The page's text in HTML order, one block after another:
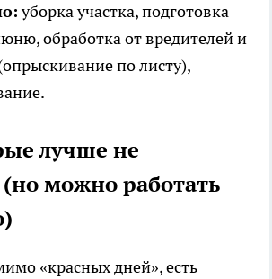
уборка участка, подготовка
обработка от вредителей и
по листу),
лучше не
(но можно работать
«красных дней», есть